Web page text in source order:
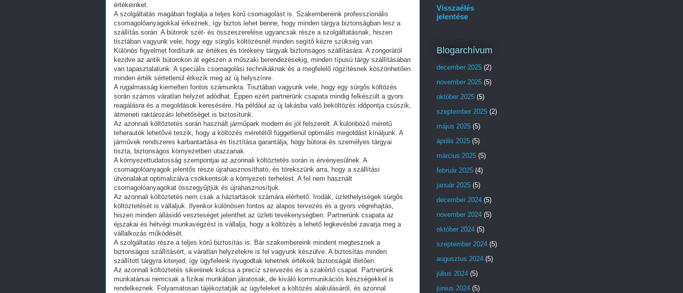
értékeinket.
A szolgáltatás magában foglalja a teljes körű csomagolást is. Szakembereink professzionális
csomagolóanyagokkal érkeznek, így biztos lehet benne, hogy minden tárgya biztonságban lesz a
szállítás során. A bútorok szét- és összeszerelése ugyancsak része a szolgáltatásnak, hiszen
tisztában vagyunk vele, hogy egy sürgős költözésnél minden segítő kézre szükség van.
Különös figyelmet fordítunk az értékes és törékeny tárgyak biztonságos szállítására. A zongorától
kezdve az antik bútorokon át egészen a műszaki berendezésekig, minden típusú tárgy szállításában
van tapasztalatunk. A speciális csomagolási technikáknak és a megfelelő rögzítésnek köszönhetően
minden érték sértetlenül érkezik meg az új helyszínre.
A rugalmasság kiemelten fontos számunkra. Tisztában vagyunk vele, hogy egy sürgős költözés
során számos váratlan helyzet adódhat. Éppen ezért partnerünk csapata mindig felkészült a gyors
reagálásra és a megoldások keresésére. Ha például az új lakásba való beköltözés időpontja csúszik,
átmeneti raktározási lehetőséget is biztosítunk.
Az azonnali költöztetés során használt járműpark modern és jól felszerelt. A különböző méretű
teherautók lehetővé teszik, hogy a költözés méretétől függetlenül optimális megoldást kínáljunk. A
járművek rendszeres karbantartása és tisztítása garantálja, hogy bútorai és személyes tárgyai
tiszta, biztonságos környezetben utazzanak.
A környezettudatosság szempontjai az azonnali költöztetés során is érvényesülnek. A
csomagolóanyagok jelentős része újrahasznosítható, és törekszünk arra, hogy a szállítási
útvonalakat optimalizálva csökkentsük a környezeti terhelést. A fel nem használt
csomagolóanyagokat összegyűjtjük és újrahasznosítjuk.
Az azonnali költöztetés nem csak a háztartások számára elérhető. Irodák, üzlethelyiségek sürgős
költöztetését is vállaljuk. Ilyenkor különösen fontos az alapos tervezés és a gyors végrehajtás,
hiszen minden állásidő veszteséget jelenthet az üzleti tevékenységben. Partnerünk csapata az
éjszakai és hétvégi munkavégzést is vállalja, hogy a költözés a lehető legkevésbé zavarja meg a
vállalkozás működését.
A szolgáltatás része a teljes körű biztosítás is. Bár szakembereink mindent megtesznek a
biztonságos szállításért, a váratlan helyzetekre is fel vagyunk készülve. A biztosítás minden
szállított tárgyra kiterjed, így ügyfeleink nyugodtak lehetnek értékeik biztonságát illetően.
Az azonnali költöztetés sikerének kulcsa a precíz szervezés és a szakértő csapat. Partnerünk
munkatársai nemcsak a fizikai munkában járatosak, de kiváló kommunikációs készségekkel is
rendelkeznek. Folyamatosan tájékoztatják az ügyfeleket a költözés alakulásáról, és azonnal
Visszaélés
jelentése
Blogarchívum
december 2025 (2)
november 2025 (5)
október 2025 (5)
szeptember 2025 (2)
május 2025 (5)
április 2025 (5)
március 2025 (5)
február 2025 (4)
január 2025 (5)
december 2024 (5)
november 2024 (5)
október 2024 (5)
szeptember 2024 (5)
augusztus 2024 (5)
július 2024 (5)
június 2024 (5)